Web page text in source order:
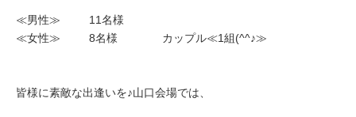
≪男性≫ 11名様
≪女性≫ 8名様 カップル≪1組(^^♪≫
皆様に素敵な出逢いを♪山口会場では、